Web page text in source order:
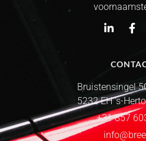
Bruistensingel
5232 EH 's-
+31 857